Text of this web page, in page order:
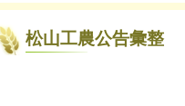
松山工農公告彙整